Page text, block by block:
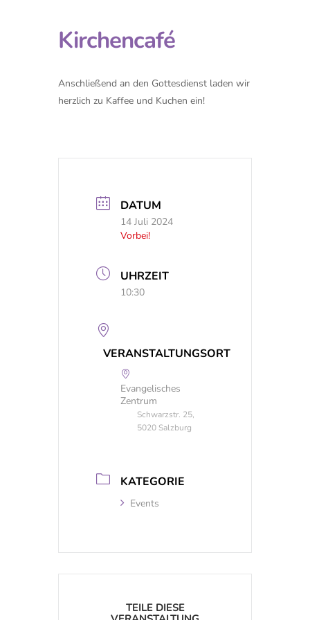
Kirchencafé
Anschließend an den Gottesdienst laden wir
herzlich zu Kaffee und Kuchen ein!
DATUM
14 Juli 2024
Vorbei!
UHRZEIT
10:30
VERANSTALTUNGSORT
Evangelisches
Zentrum
Schwarzstr. 25,
5020 Salzburg
KATEGORIE
Events
TEILE DIESE